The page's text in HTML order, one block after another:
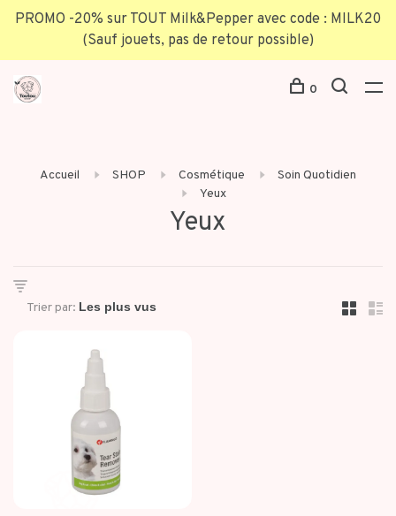
PROMO -20% sur TOUT Milk&Pepper avec code : MILK20
(Sauf jouets, pas de retour possible)
0
Accueil SHOP Cosmétique
Soin Quotidien
Yeux
Yeux
Trier par: